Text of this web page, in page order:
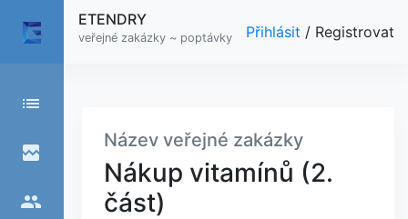
list
broken_image
people
ETENDRY
veřejné zakázky ~ poptávky Přihlásit / Registrovat
Název veřejné zakázky
Nákup vitamínů (2.
část)